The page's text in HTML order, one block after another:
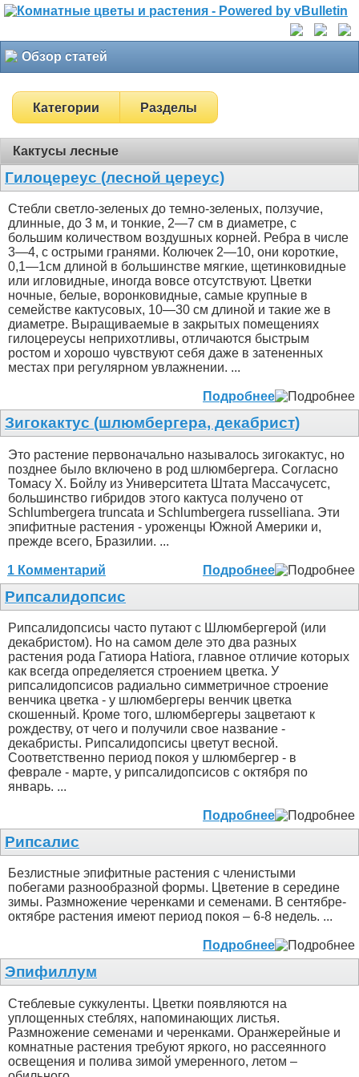
Обзор статей
Категории Разделы
Кактусы лесные
Гилоцереус (лесной цереус)
Стебли светло-зеленых до темно-зеленых, ползучие,
длинные, до 3 м, и тонкие, 2—7 см в диаметре, с
большим количеством воздушных корней. Ребра в числе
3—4, с острыми гранями. Колючек 2—10, они короткие,
0,1—1см длиной в большинстве мягкие, щетинковидные
или игловидные, иногда вовсе отсутствуют. Цветки
ночные, белые, воронковидные, самые крупные в
семействе кактусовых, 10—30 см длиной и такие же в
диаметре. Выращиваемые в закрытых помещениях
гилоцереусы неприхотливы, отличаются быстрым
ростом и хорошо чувствуют себя даже в затененных
местах при регулярном увлажнении. ...
Подробнее
Зигокактус (шлюмбергера, декабрист)
Это растение первоначально называлось зигокактус, но
позднее было включено в род шлюмбергера. Согласно
Томасу Х. Бойлу из Университета Штата Массачусетс,
большинство гибридов этого кактуса получено от
Schlumbergera truncata и Schlumbergera russelliana. Эти
эпифитные растения - уроженцы Южной Америки и,
прежде всего, Бразилии. ...
1 Комментарий Подробнее
Рипсалидопсис
Рипсалидопсисы часто путают с Шлюмбергерой (или
декабристом). Но на самом деле это два разных
растения рода Гатиора Hatiora, главное отличие которых
как всегда определяется строением цветка. У
рипсалидопсисов радиально симметричное строение
венчика цветка - у шлюмбергеры венчик цветка
скошенный. Кроме того, шлюмбергеры зацветают к
рождеству, от чего и получили свое название -
декабристы. Рипсалидопсисы цветут весной.
Соответственно период покоя у шлюмбергер - в
феврале - марте, у рипсалидопсисов с октября по
январь. ...
Подробнее
Рипсалис
Безлистные эпифитные растения с членистыми
побегами разнообразной формы. Цветение в середине
зимы. Размножение черенками и семенами. В сентябре-
октябре растения имеют период покоя – 6-8 недель. ...
Подробнее
Эпифиллум
Стеблевые суккуленты. Цветки появляются на
уплощенных стеблях, напоминающих листья.
Размножение семенами и черенками. Оранжерейные и
комнатные растения требуют яркого, но рассеянного
освещения и полива зимой умеренного, летом –